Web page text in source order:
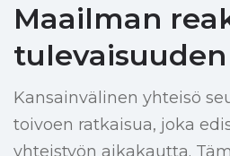
Maailman
Kansainvälinen yhteisö
toivoen ratkaisua, joka
yhteistyön aikakautta.